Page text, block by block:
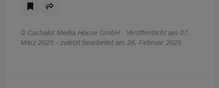
© Cachalot Media House GmbH - Veröffentlicht am 07.
März 2025 - zuletzt bearbeitet am 26. Februar 2026